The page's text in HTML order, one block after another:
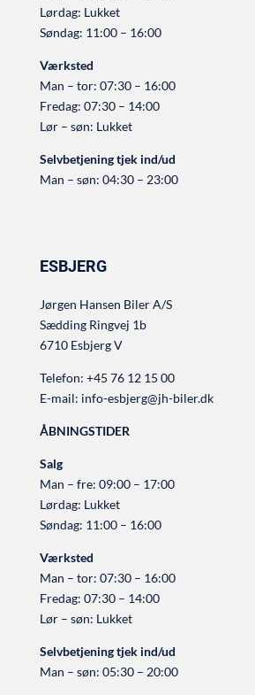
Lørdag: Lukket
Søndag: 11:00 – 16:00
Værksted
Man – tor: 07:30 – 16:00
Fredag: 07:30 – 14:00
Lør – søn: Lukket
Selvbetjening tjek ind/ud
Man – søn: 04:30 – 23:00
ESBJERG
Jørgen Hansen Biler A/S
Sædding Ringvej 1b
6710 Esbjerg V
Telefon: +45 76 12 15 00
E-mail: info-esbjerg@jh-biler.dk
ÅBNINGSTIDER
Salg
Man – fre: 09:00 – 17:00
Lørdag: Lukket
Søndag: 11:00 – 16:00
Værksted
Man – tor: 07:30 – 16:00
Fredag: 07:30 – 14:00
Lør – søn: Lukket
Selvbetjening tjek ind/ud
Man – søn: 05:30 – 20:00